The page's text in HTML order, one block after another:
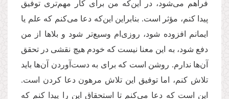
فراهم می‌شود، در این‌که من برای کار مهم‌تری توفیق
پیدا کنم، مؤثر است. بنابراین این‌که دعا می‌کنم که علم یا
ایمانم افزوده شود، روزی‌ام وسیع‌تر شود و بلاها از من
دفع شود، به این معنا نیست که خودم هیچ نقشی در تحقق
آن‌ها ندارم. روشن است که برای به دست‌آوردن آن‌ها باید
تلاش کنم، اما توفیق این تلاش مرهون دعا کردن است.
این است که دعا می‌کنم تا استحقاق این را پیدا کنم که